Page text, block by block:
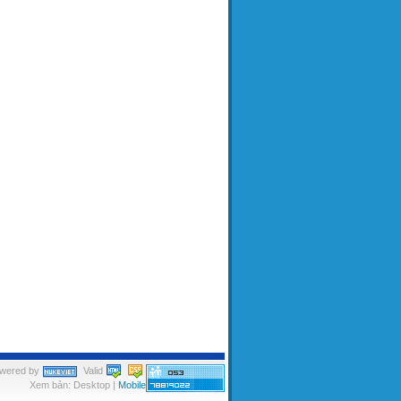
by
Valid
Xem bản: Desktop | Mobile